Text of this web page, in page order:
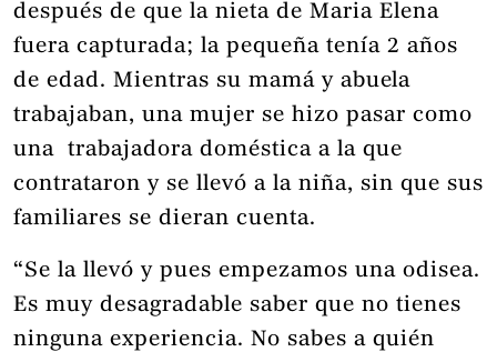
después de que la nieta de Maria Elena
fuera capturada; la pequeña tenía 2 años
de edad. Mientras su mamá y abuela
trabajaban, una mujer se hizo pasar como
una trabajadora doméstica a la que
contrataron y se llevó a la niña, sin que sus
familiares se dieran cuenta.
“Se la llevó y pues empezamos una odisea.
Es muy desagradable saber que no tienes
ninguna experiencia. No sabes a quién